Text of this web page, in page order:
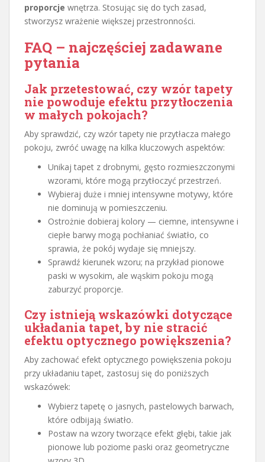
proporcje wnętrza. Stosując się do tych zasad,
stworzysz wrażenie większej przestronności.
FAQ – najczęściej zadawane
pytania
Jak przetestować, czy wzór tapety
nie powoduje efektu przytłoczenia
w małych pokojach?
Aby sprawdzić, czy wzór tapety nie przytłacza małego
pokoju, zwróć uwagę na kilka kluczowych aspektów:
Unikaj tapet z drobnymi, gęsto rozmieszczonymi
wzorami, które mogą przytłoczyć przestrzeń.
Wybieraj duże i mniej intensywne motywy, które
nie dominują w pomieszczeniu.
Ostrożnie dobieraj kolory — ciemne, intensywne i
ciepłe barwy mogą pochłaniać światło, co
sprawia, że pokój wydaje się mniejszy.
Sprawdź kierunek wzoru; na przykład pionowe
paski w wysokim, ale wąskim pokoju mogą
zaburzyć proporcje.
Czy istnieją wskazówki dotyczące
układania tapet, by nie stracić
efektu optycznego powiększenia?
Aby zachować efekt optycznego powiększenia pokoju
przy układaniu tapet, zastosuj się do poniższych
wskazówek:
Wybierz tapetę o jasnych, pastelowych barwach,
które odbijają światło.
Postaw na wzory tworzące efekt głębi, takie jak
pionowe lub poziome paski oraz geometryczne